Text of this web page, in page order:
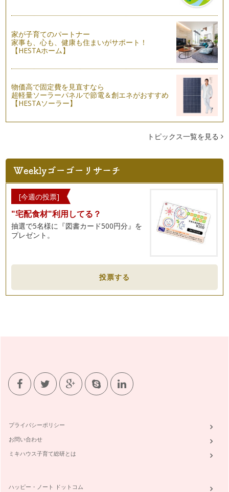
家が子育てのパートナー
家事も、心も、健康も住まいがサポート！
【HESTAホーム】
物価高で固定費を見直すなら
超軽量ソーラーパネルで節電＆創エネがおすすめ
【HESTAソーラー】
トピックス一覧を見る
[今週の投票]
"宅配食材"利用してる？
抽選で5名様に『図書カード500円分』を
プレゼント。
投票する
プライバシーポリシー
お問い合わせ
ミキハウス子育て総研とは
ハッピー・ノート ドットコム